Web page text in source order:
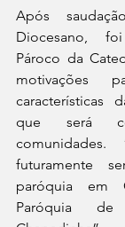
Após
Diocesano,
Pároco da
motivações
características
que será
futuramente
paróquia em
Paróquia